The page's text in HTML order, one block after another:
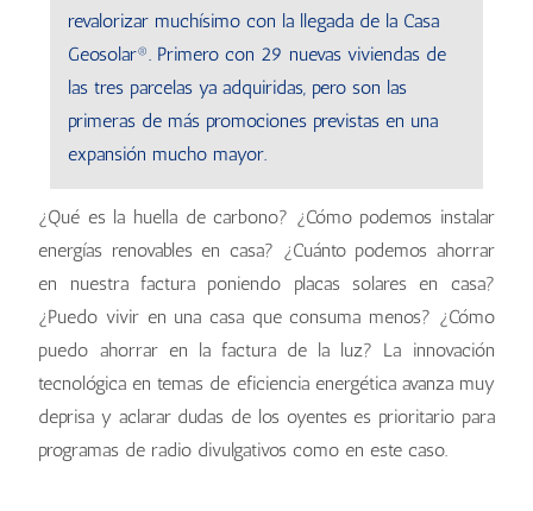
revalorizar muchísimo con la llegada de la Casa
Geosolar®. Primero con 29 nuevas viviendas de
las tres parcelas ya adquiridas, pero son las
primeras de más promociones previstas en una
expansión mucho mayor.
¿Qué es la huella de carbono? ¿Cómo podemos instalar
energías renovables en casa? ¿Cuánto podemos ahorrar
en nuestra factura poniendo placas solares en casa?
¿Puedo vivir en una casa que consuma menos? ¿Cómo
puedo ahorrar en la factura de la luz? La innovación
tecnológica en temas de eficiencia energética avanza muy
deprisa y aclarar dudas de los oyentes es prioritario para
programas de radio divulgativos como en este caso.